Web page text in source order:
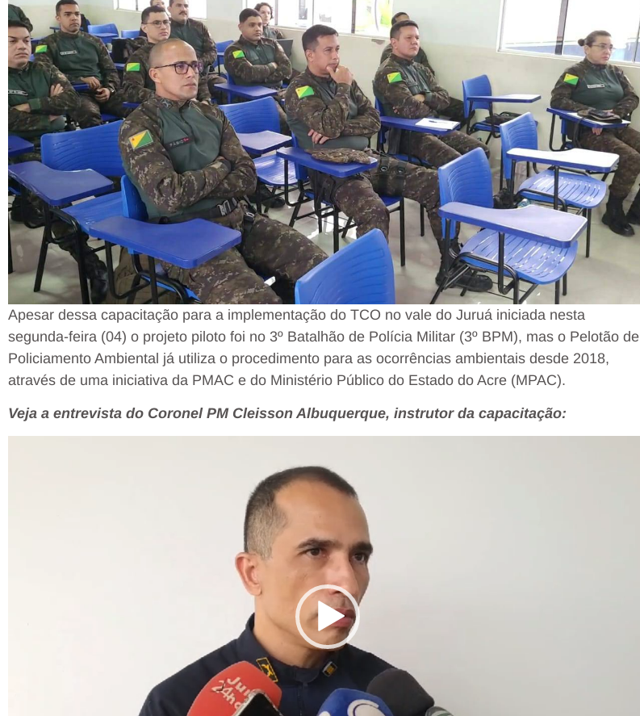
Apesar dessa capacitação para a implementação do TCO no vale do Juruá iniciada nesta
segunda-feira (04) o projeto piloto foi no 3º Batalhão de Polícia Militar (3º BPM), mas o Pelotão de
Policiamento Ambiental já utiliza o procedimento para as ocorrências ambientais desde 2018,
através de uma iniciativa da PMAC e do Ministério Público do Estado do Acre (MPAC).
Veja a entrevista do Coronel PM Cleisson Albuquerque, instrutor da capacitação: